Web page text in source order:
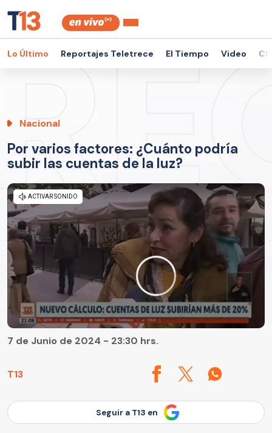
Lo Último Reportajes Teletrece El Tiempo Video
Nacional
Por varios factores: ¿Cuánto podría
subir las cuentas de la luz?
T13
7 de Junio de 2024 - 23:30 hrs.
Seguir a T13 en